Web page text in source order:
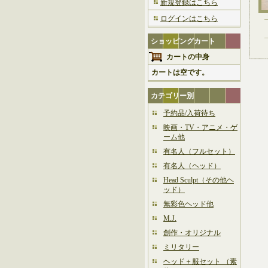
新規登録はこちら
ログインはこちら
ショッピングカート
カートの中身
カートは空です。
カテゴリー別
予約品/入荷待ち
映画・TV・アニメ・ゲ
ーム他
有名人（フルセット）
有名人（ヘッド）
Head Sculpt（その他ヘ
ッド）
無彩色ヘッド他
M.J.
創作・オリジナル
ミリタリー
ヘッド＋服セット （素